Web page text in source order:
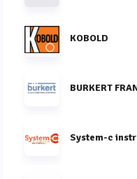
KOBOLD
BURKERT
System-c